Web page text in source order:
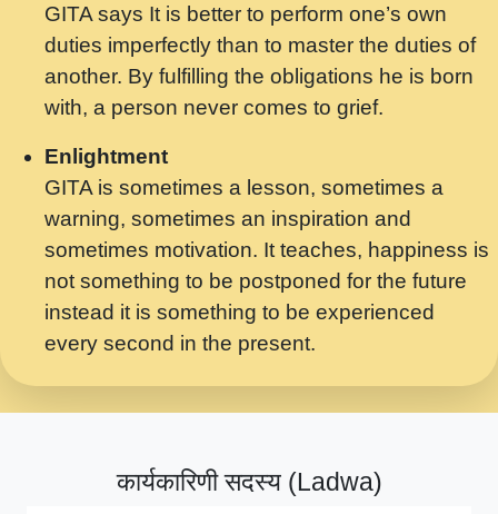
मर गनय न अपरध लडडल शर रध.... Shri
ravinandan shastri ji maharaj.mp3
मेरे मन हरी का ध्यान लगा - भजन भाव - 2018 -
Rishikesh - Swami Gyananand Ji
Maharaj.mp3
यह हसरत तलब ह नकज कमर Yahi Hasraten
Talab Hai Bhav Pravah #bhajan.mp3
लडल ज बल ल क ज न लग Sadhvi Purnima Ji
7.9.2021 जवल नगर दलल #बसर.mp3
सख भ मझ पयर ह दख भ मझ पयर ह!छड म कस दत
सपरहट भजन 2021 - तर अखय ह जद भर बहर ज म
सपरहट शयम भजन - जय जय शयम जय जय शयम
GITA says It is better to perform one’s own
duties imperfectly than to master the duties of
another. By fulfilling the obligations he is born
with, a person never comes to grief.
Enlightment
GITA is sometimes a lesson, sometimes a
warning, sometimes an inspiration and
sometimes motivation. It teaches, happiness is
not something to be postponed for the future
instead it is something to be experienced
every second in the present.
कार्यकारिणी सदस्य (Ladwa)